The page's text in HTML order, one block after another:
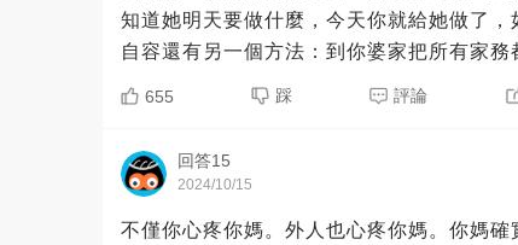
知道她明天要做什麼，今天你就給她做了
自容還有另一個方法：到你婆家把所有家務
655 踩 評論
回答15
2024/10/15
不僅你心疼你媽。外人也心疼你媽。你媽